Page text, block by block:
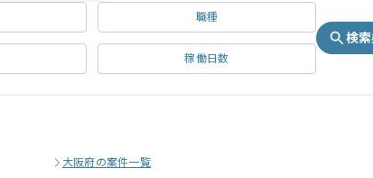
職種
稼働日数
検
大阪府の案件一覧